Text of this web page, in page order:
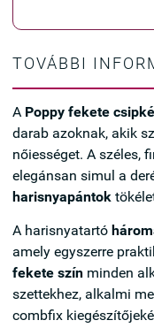
TOVÁBBI
A Poppy fekete
darab azoknak, akik
nőiességet. A széles,
elegánsan simul a
harisnyapántok
A harisnyatartó
amely egyszerre
fekete szín minden
szettekhez, alkalmi
combfix